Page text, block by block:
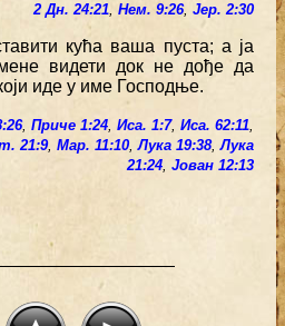
2 Дн. 24:21, Нем. 9:26, Јер. 2:30
кућа ваша пуста; а ја
видети док не дође да
иде у име Господње.
, Приче 1:24, Иса. 1:7, Иса. 62:11,
21:9, Мар. 11:10,Лука 19:38,Лука
21:24, Јован 12:13